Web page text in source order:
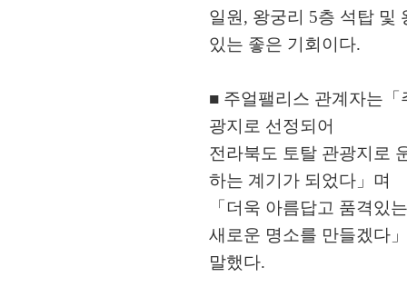
일원, 왕궁리 5층 석탑 및
있는 좋은 기회이다.
■ 주얼팰리스 관계자는
광지로 선정되어
전라북도 토탈 관광지로
하는 계기가 되었다」며
「더욱 아름답고 품격있
새로운 명소를 만들겠다
말했다.